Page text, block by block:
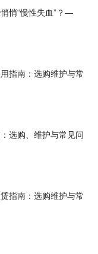
悄“慢性失血”？—
指南：选购维护与常
选购、维护与常见问
指南：选购维护与常